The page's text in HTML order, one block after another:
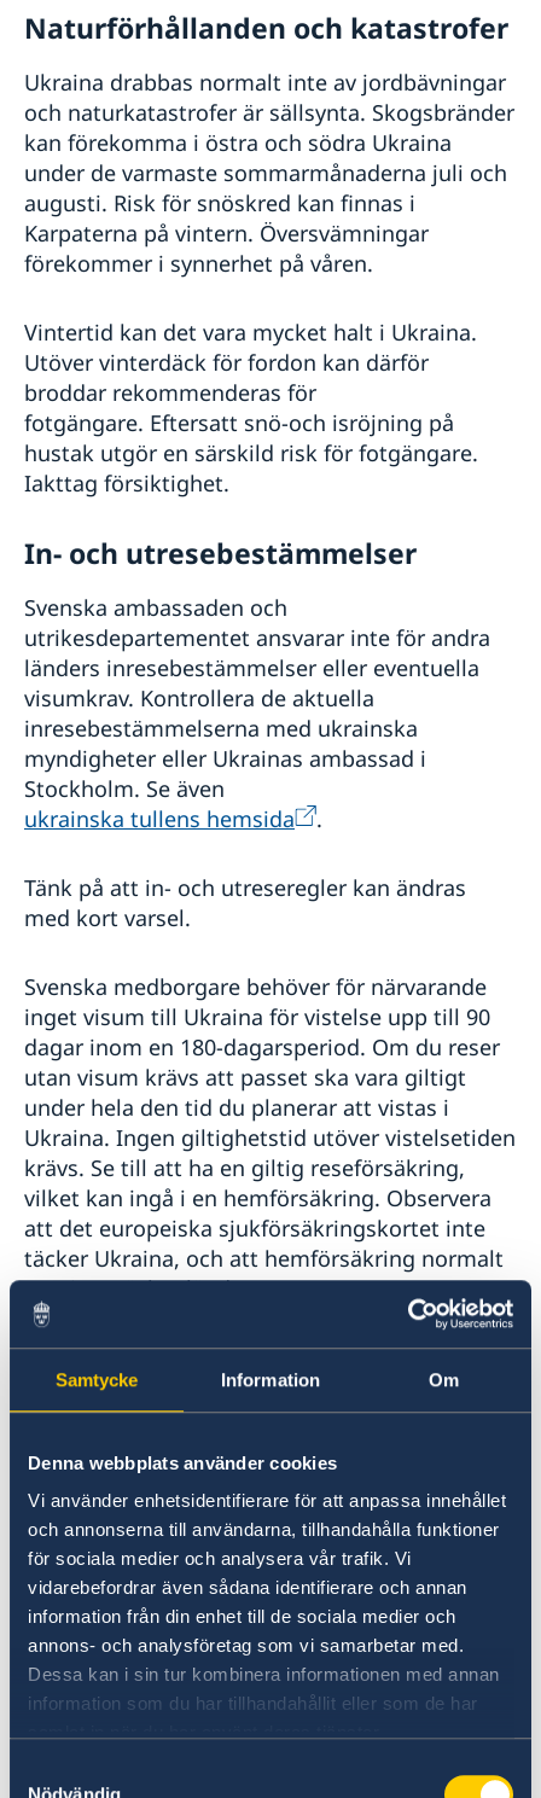
Samtycke Information Om
Denna webbplats använder cookies
Vi använder enhetsidentifierare för att anpassa innehållet
och annonserna till användarna, tillhandahålla funktioner
för sociala medier och analysera vår trafik. Vi
vidarebefordrar även sådana identifierare och annan
information från din enhet till de sociala medier och
annons- och analysföretag som vi samarbetar med.
Dessa kan i sin tur kombinera informationen med annan
information som du har tillhandahållit eller som de har
Nödvändig
Naturförhållanden och katastrofer
Ukraina drabbas normalt inte av jordbävningar
och naturkatastrofer är sällsynta. Skogsbränder
kan förekomma i östra och södra Ukraina
under de varmaste sommarmånaderna juli och
augusti. Risk för snöskred kan finnas i
Karpaterna på vintern. Översvämningar
förekommer i synnerhet på våren.
Vintertid kan det vara mycket halt i Ukraina.
Utöver vinterdäck för fordon kan därför
broddar rekommenderas för
fotgängare. Eftersatt snö-och isröjning på
hustak utgör en särskild risk för fotgängare.
Iakttag försiktighet.
In- och utresebestämmelser
Svenska ambassaden och
utrikesdepartementet ansvarar inte för andra
länders inresebestämmelser eller eventuella
visumkrav. Kontrollera de aktuella
inresebestämmelserna med ukrainska
myndigheter eller Ukrainas ambassad i
Stockholm. Se även
ukrainska tullens hemsida
.
Tänk på att in- och utreseregler kan ändras
med kort varsel.
Svenska medborgare behöver för närvarande
inget visum till Ukraina för vistelse upp till 90
dagar inom en 180-dagarsperiod. Om du reser
utan visum krävs att passet ska vara giltigt
under hela den tid du planerar att vistas i
Ukraina. Ingen giltighetstid utöver vistelsetiden
krävs. Se till att ha en giltig reseförsäkring,
vilket kan ingå i en hemförsäkring. Observera
att det europeiska sjukförsäkringskortet inte
täcker Ukraina, och att hemförsäkring normalt
sett inte täcker länder som
Utrikesdepartementet avråder från resor till. Se
till att ha tillräckligt med pengar för din vistelse
i Ukraina och möjlighet att styrka detta vid
inresa.
På sidanVisit Ukraine
från ukrainska
myndigheter finns mycket information för
personer som ämnar besöka Ukraina. Det är
dock inte alltid säkert att informationen är
uppdaterad.
Om du anländer med bil behöver du ett grönt
kort, vilket du kan få genom ditt
trafiksäkerhet).